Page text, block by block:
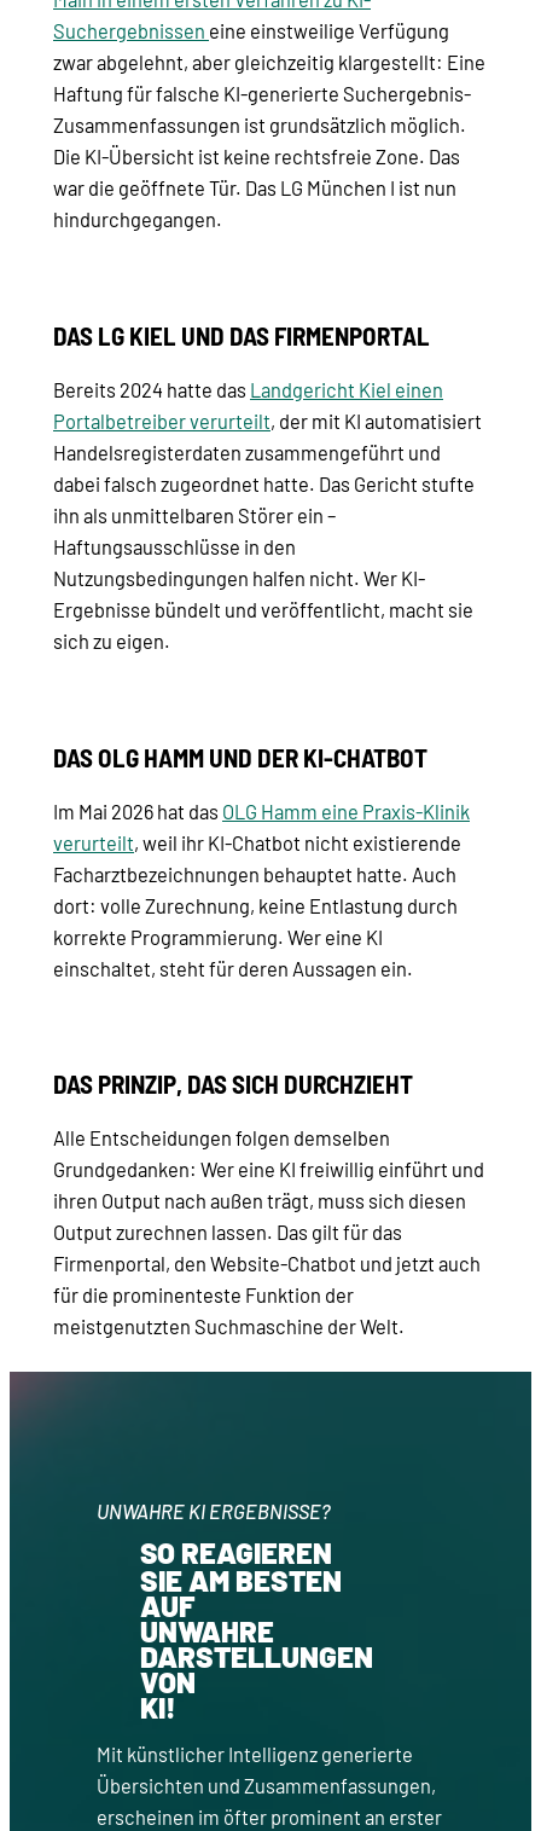
Suchergebnissen eine einstweilige Verfügung
zwar abgelehnt, aber gleichzeitig klargestellt: Eine
Haftung für falsche KI-generierte Suchergebnis-
Zusammenfassungen ist grundsätzlich möglich.
Die KI-Übersicht ist keine rechtsfreie Zone. Das
war die geöffnete Tür. Das LG München I ist nun
hindurchgegangen.
DAS LG KIEL UND DAS FIRMENPORTAL
Bereits 2024 hatte das Landgericht Kiel einen
Portalbetreiber verurteilt, der mit KI automatisiert
Handelsregisterdaten zusammengeführt und
dabei falsch zugeordnet hatte. Das Gericht stufte
ihn als unmittelbaren Störer ein –
Haftungsausschlüsse in den
Nutzungsbedingungen halfen nicht. Wer KI-
Ergebnisse bündelt und veröffentlicht, macht sie
sich zu eigen.
DAS OLG HAMM UND DER KI-CHATBOT
Im Mai 2026 hat das OLG Hamm eine Praxis-Klinik
verurteilt, weil ihr KI-Chatbot nicht existierende
Facharztbezeichnungen behauptet hatte. Auch
dort: volle Zurechnung, keine Entlastung durch
korrekte Programmierung. Wer eine KI
einschaltet, steht für deren Aussagen ein.
DAS PRINZIP, DAS SICH DURCHZIEHT
Alle Entscheidungen folgen demselben
Grundgedanken: Wer eine KI freiwillig einführt und
ihren Output nach außen trägt, muss sich diesen
Output zurechnen lassen. Das gilt für das
Firmenportal, den Website-Chatbot und jetzt auch
für die prominenteste Funktion der
meistgenutzten Suchmaschine der Welt.
UNWAHRE KI ERGEBNISSE?
SO REAGIEREN
SIE AM BESTEN
AUF
UNWAHRE
DARSTELLUNGEN
VON
KI!
Mit künstlicher Intelligenz generierte
Übersichten und Zusammenfassungen,
erscheinen im öfter prominent an erster